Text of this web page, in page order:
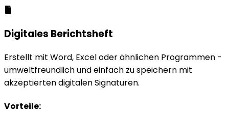
Digitales Berichtsheft
Erstellt mit Word, Excel oder ähnlichen Programmen -
umweltfreundlich und einfach zu speichern mit
akzeptierten digitalen Signaturen.
Vorteile: